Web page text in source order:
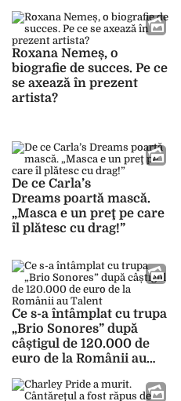
Roxana Nemeș, o
biografie de succes. Pe ce
se axează în prezent
artista?
De ce Carla’s
Dreams poartă mască.
„Masca e un preţ pe care
îl plătesc cu drag!”
Ce s-a întâmplat cu trupa
„Brio Sonores” după
câștigul de 120.000 de
euro de la Românii au